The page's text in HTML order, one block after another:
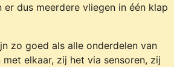
er dus meerdere vliegen in één klap
zo goed als alle onderdelen van
elkaar, zij het via sensoren, zij